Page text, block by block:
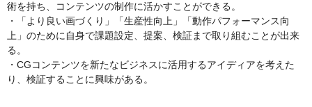
術を持ち、コンテンツの制作に活かすことができる。
・「より良い画づくり」「生産性向上」「動作パフォーマンス向
上」のために自身で課題設定、提案、検証まで取り組むことが出来
る。
・CGコンテンツを新たなビジネスに活用するアイディアを考えた
り、検証することに興味がある。